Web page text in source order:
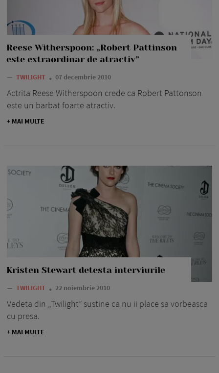
Reese Witherspoon: „Robert Pattinson
este extraordinar de atractiv”
— TWILIGHT 07 decembrie 2010
Actrita Reese Witherspoon crede ca Robert Pattonson
este un barbat foarte atractiv.
+ MAI MULTE
Kristen Stewart detesta interviurile
— TWILIGHT 22 noiembrie 2010
Vedeta din „Twilight” sustine ca nu ii place sa vorbeasca
cu presa.
+ MAI MULTE